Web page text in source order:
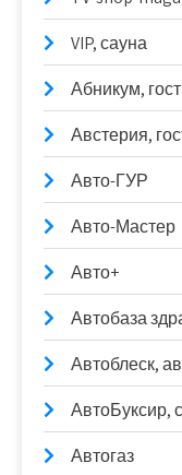
VIP, сауна
Абникум,
Австерия,
Авто-ГУР
Авто-Мастер
Авто+
Автобаза
Автоблеск,
АвтоБуксир,
Автогаз